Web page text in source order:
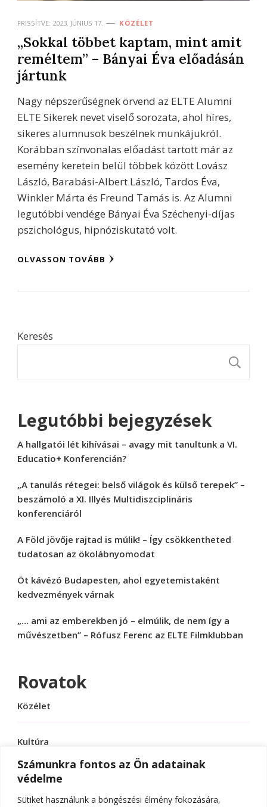
Számunkra fontos az Ön adatainak
védelme
Sütiket használunk a böngészési élmény fokozására,
FRISSÍTVE: 2023. JÚNIUS 17. KÖZÉLET
,,Sokkal többet kaptam, mint amit
reméltem” – Bányai Éva előadásán
jártunk
Nagy népszerűségnek örvend az ELTE Alumni
ELTE Sikerek nevet viselő sorozata, ahol híres,
sikeres alumnusok beszélnek munkájukról.
Korábban színvonalas előadást tartott már az
esemény keretein belül többek között Lovász
László, Barabási-Albert László, Tardos Éva,
Winkler Márta és Freund Tamás is. Az Alumni
legutóbbi vendége Bányai Éva Széchenyi-díjas
pszichológus, hipnóziskutató volt.
OLVASSON TOVÁBB
Keresés
Legutóbbi bejegyzések
A hallgatói lét kihívásai – avagy mit tanultunk a VI.
Educatio+ Konferencián?
„A tanulás rétegei: belső világok és külső terepek” –
beszámoló a XI. Illyés Multidiszciplináris
konferenciáról
A Föld jövője rajtad is múlik! – Így csökkentheted
tudatosan az ökolábnyomodat
Öt kávézó Budapesten, ahol egyetemistaként
kedvezmények várnak
„… ami az emberekben jó – elmúlik, de nem így a
művészetben” – Rófusz Ferenc az ELTE Filmklubban
Rovatok
Közélet
Kultúra
Sport